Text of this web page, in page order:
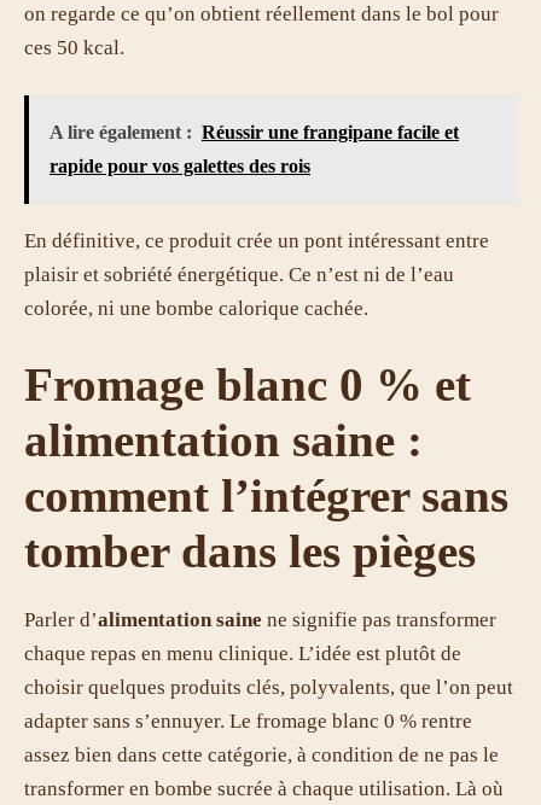
on regarde ce qu’on obtient réellement dans le bol pour
ces 50 kcal.
A lire également : Réussir une frangipane facile et
rapide pour vos galettes des rois
En définitive, ce produit crée un pont intéressant entre
plaisir et sobriété énergétique. Ce n’est ni de l’eau
colorée, ni une bombe calorique cachée.
Fromage blanc 0 % et
alimentation saine :
comment l’intégrer sans
tomber dans les pièges
Parler d’alimentation saine ne signifie pas transformer
chaque repas en menu clinique. L’idée est plutôt de
choisir quelques produits clés, polyvalents, que l’on peut
adapter sans s’ennuyer. Le fromage blanc 0 % rentre
assez bien dans cette catégorie, à condition de ne pas le
transformer en bombe sucrée à chaque utilisation. Là où